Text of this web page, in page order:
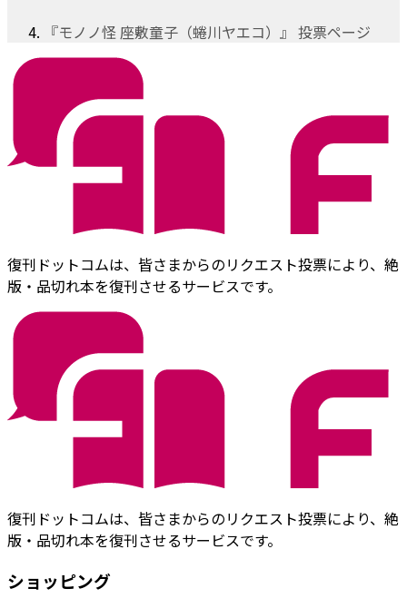
『モノノ怪 座敷童子（蜷川ヤエコ）』 投票ページ
復刊ドットコムは、皆さまからのリクエスト投票により、絶
版・品切れ本を復刊させるサービスです。
復刊ドットコムは、皆さまからのリクエスト投票により、絶
版・品切れ本を復刊させるサービスです。
ショッピング